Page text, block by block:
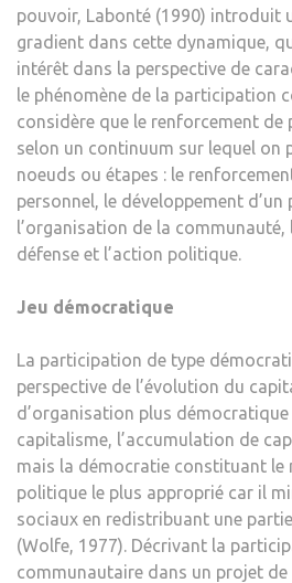
pouvoir, Labonté (1990) introduit
gradient dans cette dynamique,
intérêt dans la perspective de
le phénomène de la participation
considère que le renforcement de
selon un continuum sur lequel on
noeuds ou étapes : le
personnel, le développement d’un
l’organisation de la
défense et l’action politique.
Jeu démocratique
La participation de type
perspective de l’évolution du
d’organisation plus démocratique
capitalisme, l’accumulation de
mais la démocratie constituant le
politique le plus approprié car il
sociaux en redistribuant une
(Wolfe, 1977). Décrivant la
communautaire dans un projet